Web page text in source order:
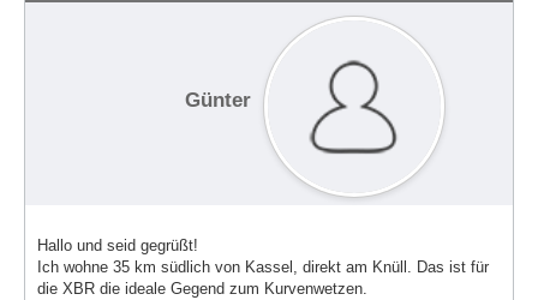
Günter
Hallo und seid gegrüßt!
Ich wohne 35 km südlich von Kassel, direkt am Knüll. Das ist für
die XBR die ideale Gegend zum Kurvenwetzen.